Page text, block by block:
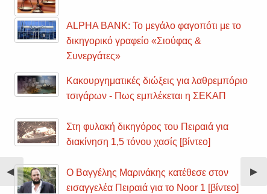
Previous
Slide
◀︎ ▶︎
ALPHA BANK: Το μεγάλο φαγοπότι με το
δικηγορικό γραφείο «Σιούφας &
Συνεργάτες»
Κακουργηματικές διώξεις για λαθρεμπόριο
τσιγάρων - Πως εμπλέκεται η ΣΕΚΑΠ
Στη φυλακή δικηγόρος του Πειραιά για
διακίνηση 1,5 τόνου χασίς [βίντεο]
Ο Βαγγέλης Μαρινάκης κατέθεσε στον
εισαγγελέα Πειραιά για το Noor 1 [βίντεο]